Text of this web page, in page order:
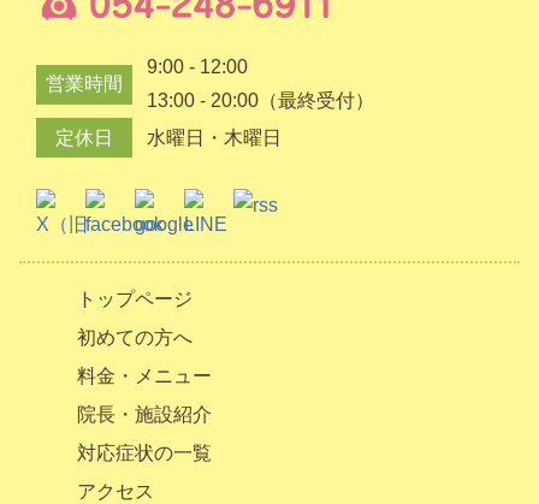
営業時間
9:00 - 12:00
13:00 - 20:00（最終受付）
定休日
水曜日・木曜日
トップページ
初めての方へ
料金・メニュー
院長・施設紹介
対応症状の一覧
アクセス